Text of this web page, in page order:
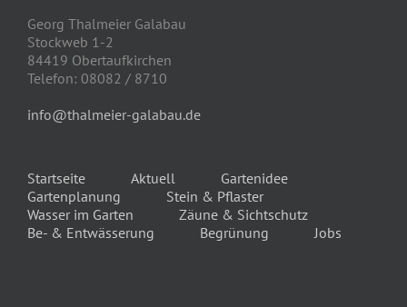
Georg Thalmeier Galabau
Stockweb 1-2
84419 Obertaufkirchen
Telefon: 08082 / 8710
info@thalmeier-galabau.de
Startseite Aktuell
Gartenidee
Gartenplanung
Stein & Pflaster
Wasser im Garten
Zäune & Sichtschutz
Be- & Entwässerung
Begrünung Jobs